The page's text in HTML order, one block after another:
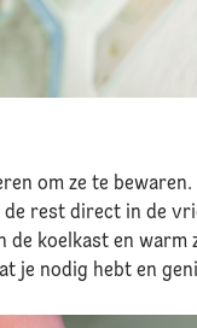
om ze te
rest direct in de
koelkast en
je nodig hebt en